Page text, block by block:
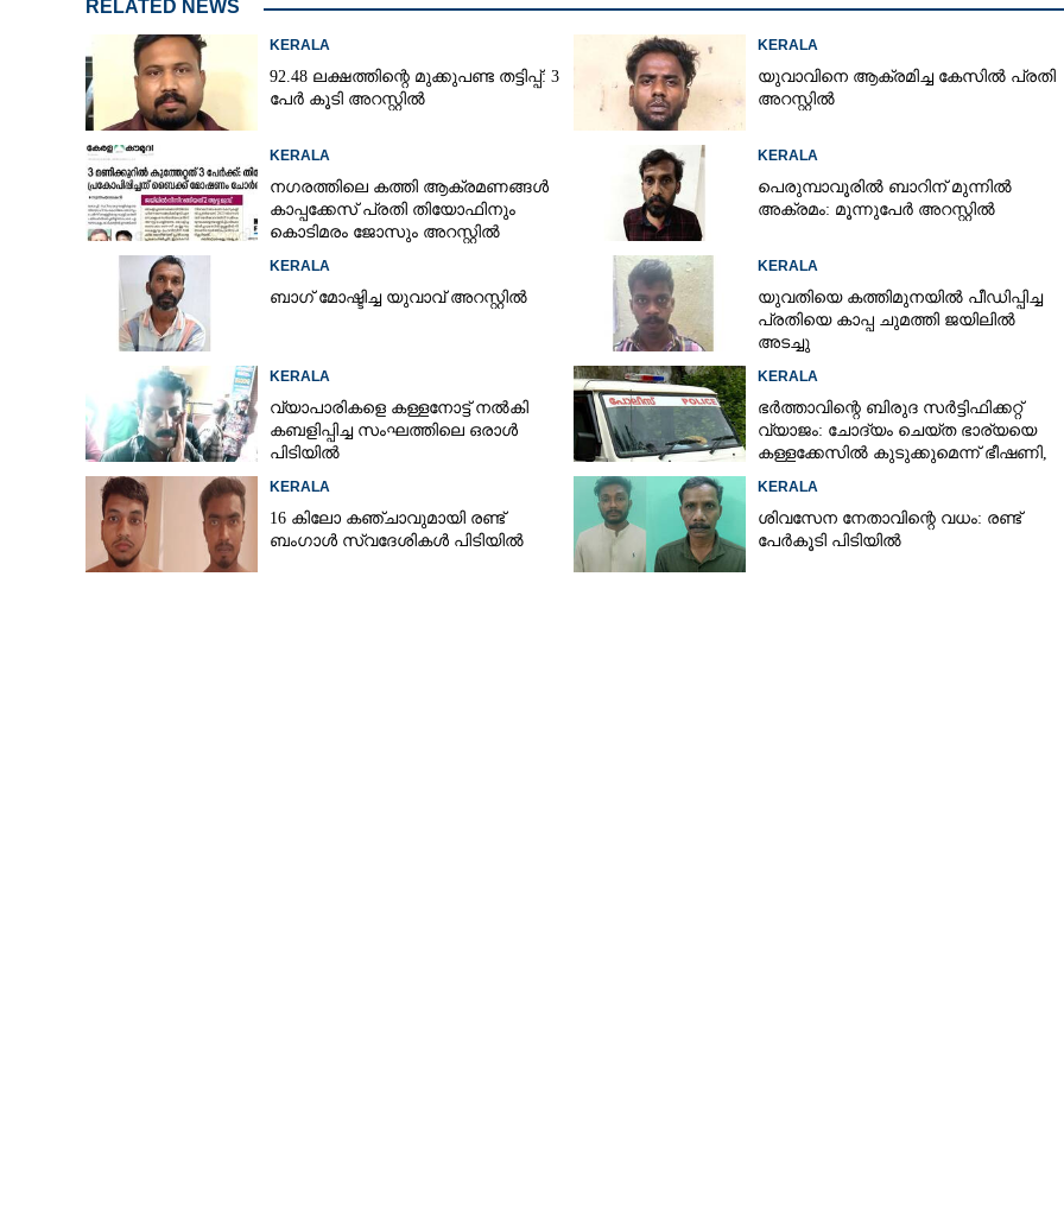
RELATED NEWS
KERALA
92.48 ലക്ഷത്തിന്റെ മുക്കുപണ്ട തട്ടിപ്പ്: 3
പേർ കൂടി അറസ്റ്റിൽ
KERALA
യുവാവിനെ ആക്രമിച്ച കേസിൽ പ്രതി
അറസ്റ്റിൽ
KERALA
നഗരത്തിലെ കത്തി ആക്രമണങ്ങൾ
കാപ്പക്കേസ് പ്രതി തിയോഫിനും
കൊടിമരം ജോസും അറസ്റ്റിൽ
KERALA
പെരുമ്പാവൂരിൽ ബാറിന് മുന്നിൽ
അക്രമം: മൂന്നുപേർ അറസ്റ്റിൽ
KERALA
ബാഗ് മോഷ്ടിച്ച യുവാവ് അറസ്റ്റിൽ
KERALA
യുവതിയെ കത്തിമുനയിൽ പീഡിപ്പിച്ച
പ്രതിയെ കാപ്പ ചുമത്തി ജയിലിൽ
അടച്ചു
KERALA
വ്യാപാരികളെ കള്ളനോട്ട് നൽകി
കബളിപ്പിച്ച സംഘത്തിലെ ഒരാൾ
പിടിയിൽ
KERALA
ഭർത്താവിന്റെ ബിരുദ സർട്ടിഫിക്കറ്റ്
വ്യാജം: ചോദ്യം ചെയ്ത ഭാര്യയെ
കള്ളക്കേസിൽ കുടുക്കുമെന്ന് ഭീഷണി,
KERALA
16 കിലോ കഞ്ചാവുമായി രണ്ട്
ബംഗാൾ സ്വദേശികൾ പിടിയിൽ
KERALA
ശിവസേന നേതാവിന്റെ വധം: രണ്ട്
പേർകൂടി പിടിയിൽ